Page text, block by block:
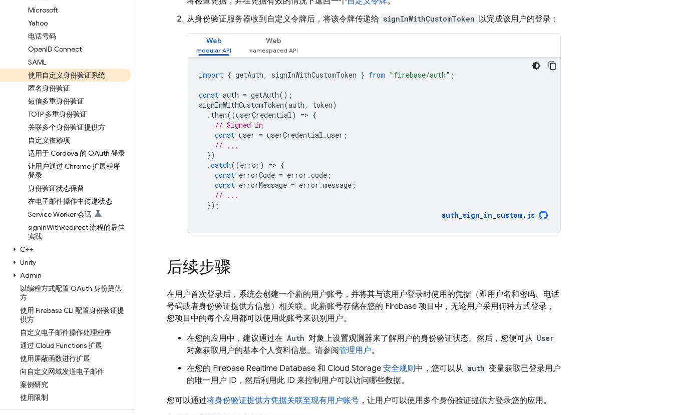
Microsoft
Yahoo
电话号码
OpenID Connect
SAML
使用自定义身份验证系统
匿名身份验证
短信多重身份验证
TOTP 多重身份验证
关联多个身份验证提供方
自定义依赖项
适用于 Cordova 的 OAuth 登录
让用户通过 Chrome 扩展程序
登录
身份验证状态保留
在电子邮件操作中传递状态
Service Worker 会话
signInWithRedirect 流程的最佳
实践
C++
Unity
Admin
以编程方式配置 OAuth 身份提供
方
使用 Firebase CLI 配置身份验证提
供方
自定义电子邮件操作处理程序
通过 Cloud Functions 扩展
使用屏蔽函数进行扩展
向自定义网域发送电子邮件
案例研究
使用限制
从身份验证服务器收到自定义令牌后，将该令牌传递给 signInWithCustomToken 以完成该用户的登录：
Web Web
import { getAuth, signInWithCustomToken } from "firebase/auth" ;
const auth = getAuth();
signInWithCustomToken(auth, token)
. then((userCredential) => {
// Signed in
const user = userCredential .user ;
// ...
})
.catch((error) => {
const errorCode = error .code ;
const errorMessage = error .message ;
// ...
});
auth_sign_in_custom. js
后续步骤
在用户首次登录后，系统会创建一个新的用户账号，并将其与该用户登录时使用的凭据（即用户名和密码、电话
号码或者身份验证提供方信息）相关联。此新账号存储在您的 Firebase 项目中，无论用户采用何种方式登录，
您项目中的每个应用都可以使用此账号来识别用户。
在您的应用中，建议通过在 Auth 对象上设置观测器来了解用户的身份验证状态。然后，您便可从 User
对象获取用户的基本个人资料信息。请参阅管理用户。
在您的 Firebase Realtime Database 和 Cloud Storage 安全规则中，您可以从 auth 变量获取已登录用户
的唯一用户 ID，然后利用此 ID 来控制用户可以访问哪些数据。
您可以通过将身份验证提供方凭据关联至现有用户账号 ，让用户可以使用多个身份验证提供方登录您的应用。